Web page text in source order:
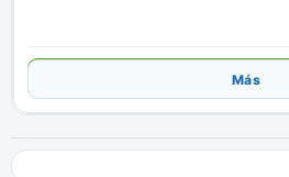
Añadir
Más